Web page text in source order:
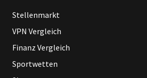
Stellenmarkt
VPN Vergleich
Finanz Vergleich
Sportwetten